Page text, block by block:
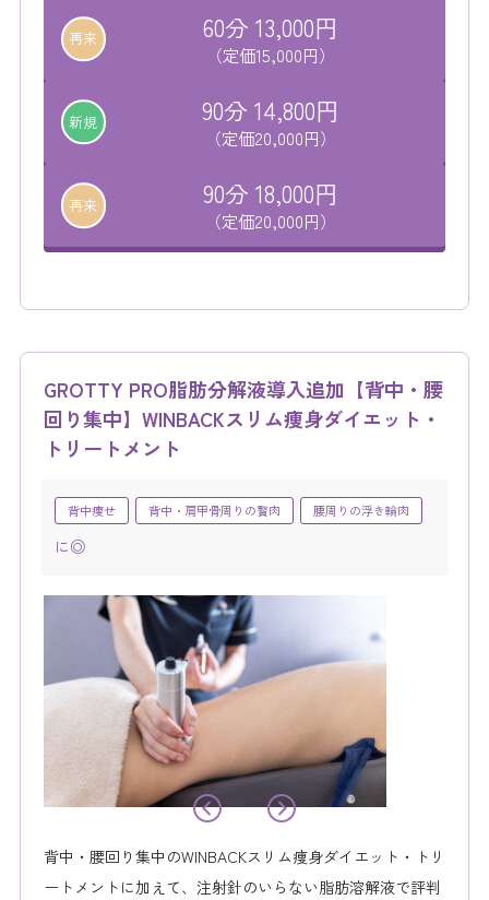
再来 60分 13,000円
（定価15,000円）
新規 90分 14,800円
（定価20,000円）
再来 90分 18,000円
（定価20,000円）
GROTTY PRO脂肪分解液導入追加【背中・腰
回り集中】WINBACKスリム痩身ダイエット・
トリートメント
背中痩せ 背中・肩甲骨周りの贅肉 腰周りの浮き輪肉
に◎
背中・腰回り集中のWINBACKスリム痩身ダイエット・トリ
ートメントに加えて、注射針のいらない脂肪溶解液で評判